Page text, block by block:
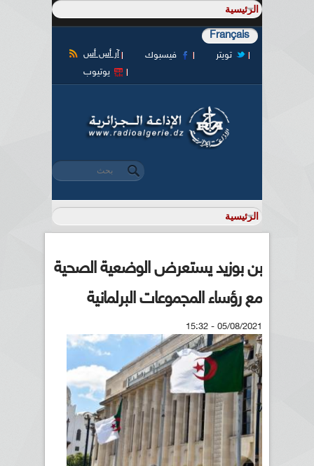
Français
آر أس أس فيسبوك
تويتر
يوتيوب
استمارة البحث
‏بحث ‏
بن بوزيد يستعرض الوضعية الصحية
مع رؤساء المجموعات البرلمانية
05/08/2021 - 15:32